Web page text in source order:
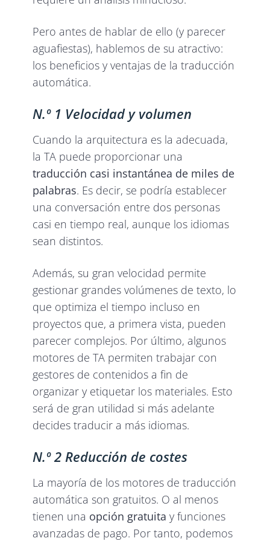
Pero antes de hablar de ello (y parecer
aguafiestas), hablemos de su atractivo:
los beneficios y ventajas de la traducción
automática.
N.º 1 Velocidad y volumen
Cuando la arquitectura es la adecuada,
la TA puede proporcionar una
traducción casi instantánea de miles de
palabras. Es decir, se podría establecer
una conversación entre dos personas
casi en tiempo real, aunque los idiomas
sean distintos.
Además, su gran velocidad permite
gestionar grandes volúmenes de texto, lo
que optimiza el tiempo incluso en
proyectos que, a primera vista, pueden
parecer complejos. Por último, algunos
motores de TA permiten trabajar con
gestores de contenidos a fin de
organizar y etiquetar los materiales. Esto
será de gran utilidad si más adelante
decides traducir a más idiomas.
N.º 2 Reducción de costes
La mayoría de los motores de traducción
automática son gratuitos. O al menos
tienen una opción gratuita y funciones
avanzadas de pago. Por tanto, podemos